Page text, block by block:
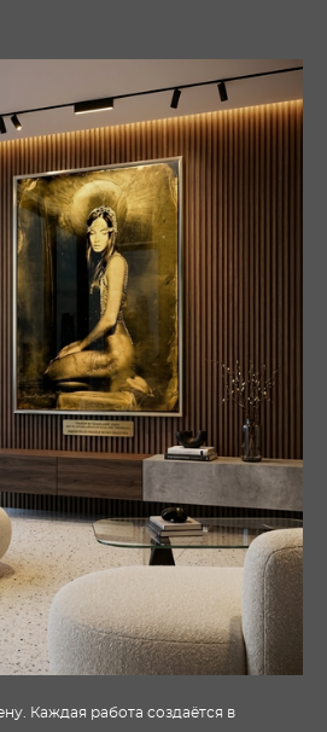
Каждая работа создаётся в